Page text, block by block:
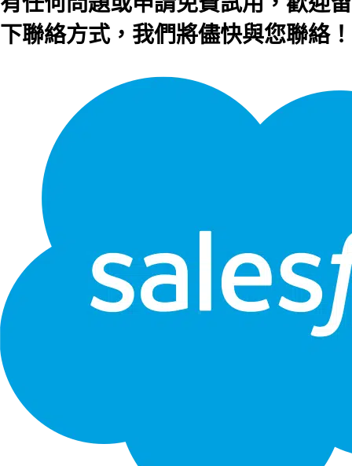
下聯絡方式，我們將儘快與您聯絡！